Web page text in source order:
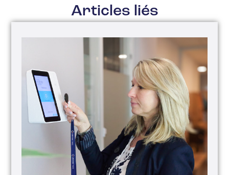
Articles liés